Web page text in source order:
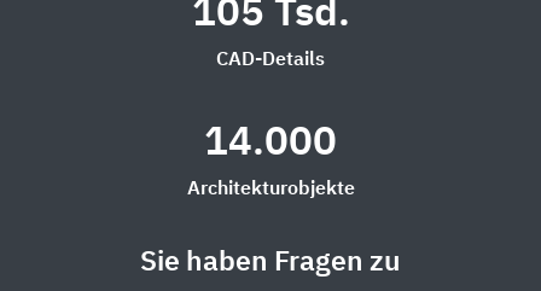
105 Tsd.
CAD-Details
14.000
Architekturobjekte
Sie haben Fragen zu